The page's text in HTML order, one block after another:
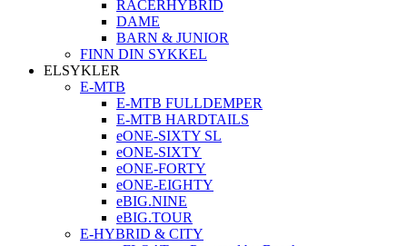
RACERHYBRID
DAME
BARN & JUNIOR
FINN DIN SYKKEL
ELSYKLER
E-MTB
E-MTB FULLDEMPER
E-MTB HARDTAILS
eONE-SIXTY SL
eONE-SIXTY
eONE-FORTY
eONE-EIGHTY
eBIG.NINE
eBIG.TOUR
E-HYBRID & CITY